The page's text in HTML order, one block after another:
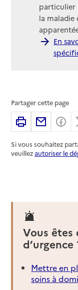
particulier
la maladie
En
Partager cette page
Imprimer
Si vous souhaitez
veuillezautoriser le
Vous êtes
d’urgence
Mettre en
soins à